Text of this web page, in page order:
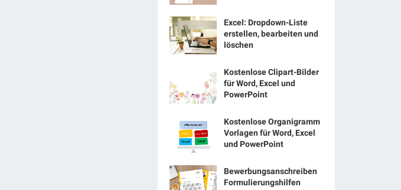
Excel: Dropdown-Liste
erstellen, bearbeiten und
löschen
Kostenlose Clipart-Bilder
für Word, Excel und
PowerPoint
Kostenlose Organigramm
Vorlagen für Word, Excel
und PowerPoint
Bewerbungsanschreiben
Formulierungshilfen